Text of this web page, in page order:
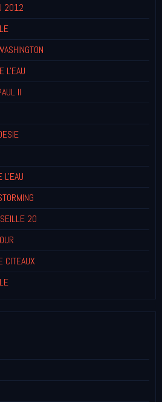
2012
L'EAU
II
L'EAU
20
CITEAUX